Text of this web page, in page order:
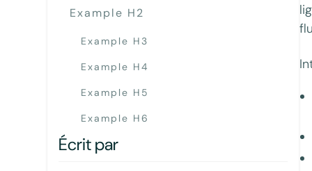
Example H2
Example H3
Example H4
Example H5
Example H6
Écrit par